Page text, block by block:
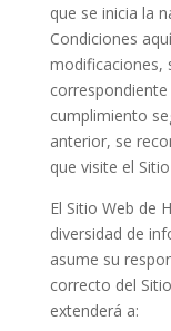
que se inicia la
Condiciones
modificaciones,
cumplimiento
anterior, se
que visite el
El Sitio Web de
diversidad de
asume su
correcto del
extenderá a: